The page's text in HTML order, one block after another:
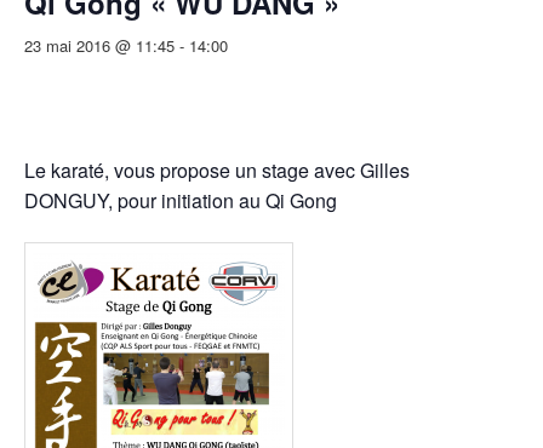
23 mai 2016 @ 11:45 - 14:00
Le karaté, vous propose un stage avec Gilles
DONGUY, pour initiation au Qi Gong